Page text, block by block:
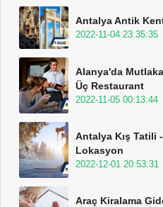
Antalya Antik
2022-11-04 23:35:35
Alanya'da
Üç Restaurant
2022-11-05 00:13:44
Antalya Kış Tatili
Lokasyon
2022-12-01 20:53:31
Araç Kiralama